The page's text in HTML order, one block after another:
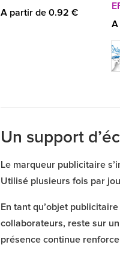
A partir de 0.92 €
A
Un support
Le marqueur publicitaire
Utilisé plusieurs fois par
En tant qu’objet
collaborateurs, reste sur
présence continue